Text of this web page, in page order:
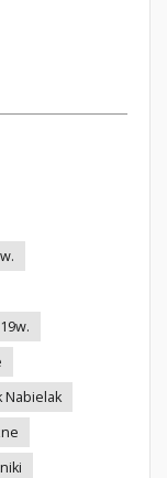
Nabielak